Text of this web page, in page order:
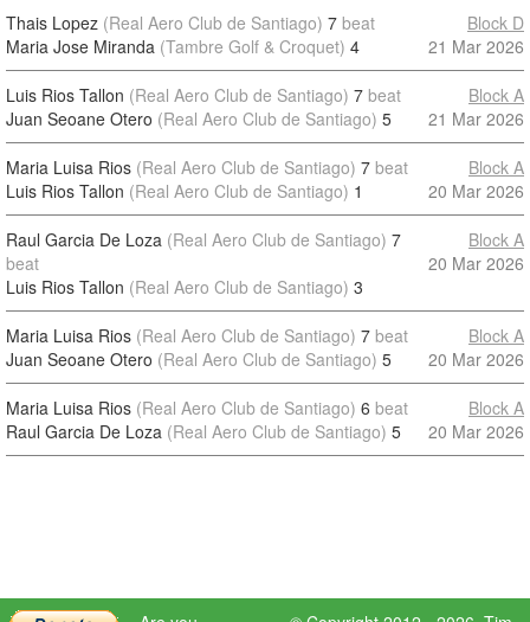
Thais Lopez (Real Aero Club de Santiago) 7 beat
Maria Jose Miranda (Tambre Golf & Croquet) 4
Block D
21 Mar 2026
Luis Rios Tallon (Real Aero Club de Santiago) 7 beat
Juan Seoane Otero (Real Aero Club de Santiago) 5
Block A
21 Mar 2026
Maria Luisa Rios (Real Aero Club de Santiago) 7 beat
Luis Rios Tallon (Real Aero Club de Santiago) 1
Block A
20 Mar 2026
Raul Garcia De Loza (Real Aero Club de Santiago) 7
beat
Luis Rios Tallon (Real Aero Club de Santiago) 3
Block A
20 Mar 2026
Maria Luisa Rios (Real Aero Club de Santiago) 7 beat
Juan Seoane Otero (Real Aero Club de Santiago) 5
Block A
20 Mar 2026
Maria Luisa Rios (Real Aero Club de Santiago) 6 beat
Raul Garcia De Loza (Real Aero Club de Santiago) 5
Block A
20 Mar 2026